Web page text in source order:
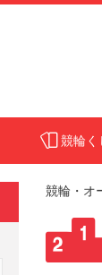
競輪く
競輪・オ